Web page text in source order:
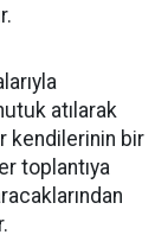
atılarak
kendilerinin bir
toplantıya